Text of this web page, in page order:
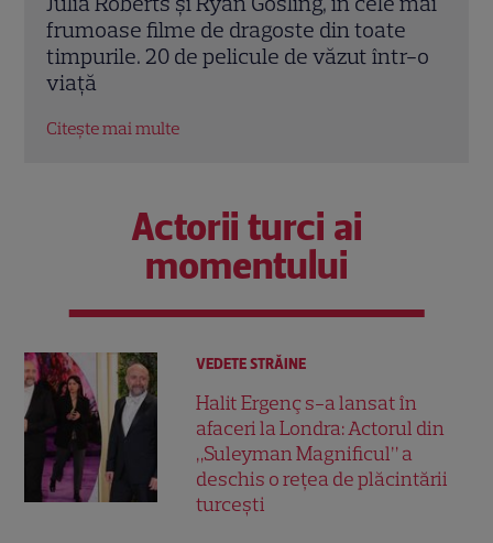
dragoste din toate
de văzut într-o
romantică difuzate la TV.
locul 1 în preferințele
Actorii turci ai
momentului
VEDETE STRĂINE
Halit Ergenç s-a lansat în
afaceri la Londra: Actorul din
„Suleyman Magnificul” a
deschis o rețea de plăcintării
turcești